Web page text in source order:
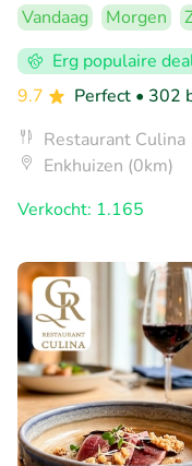
Vandaag Morgen
Erg populaire
9.7
Perfect • 302
Restaurant Culina
Enkhuizen (0km)
Verkocht: 1.165